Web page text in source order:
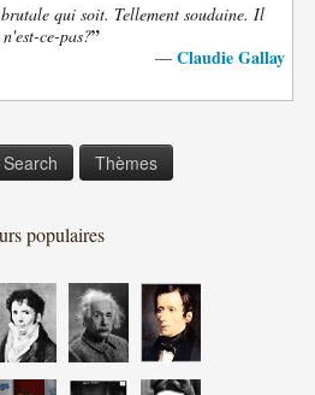
qui soit. Tellement soudaine. Il
ce-pas?”
— Claudie Gallay
Search Thèmes
populaires